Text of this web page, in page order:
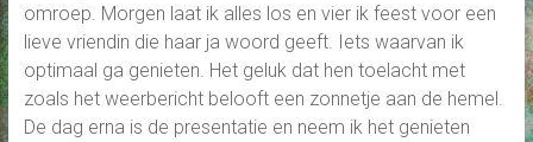
omroep. Morgen laat ik alles los en vier ik feest voor een
lieve vriendin die haar ja woord geeft. Iets waarvan ik
optimaal ga genieten. Het geluk dat hen toelacht met
zoals het weerbericht belooft een zonnetje aan de hemel.
De dag erna is de presentatie en neem ik het genieten